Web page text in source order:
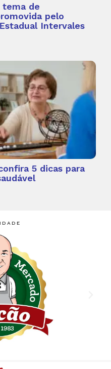
tema de
pelo
Intervales
5 dicas para